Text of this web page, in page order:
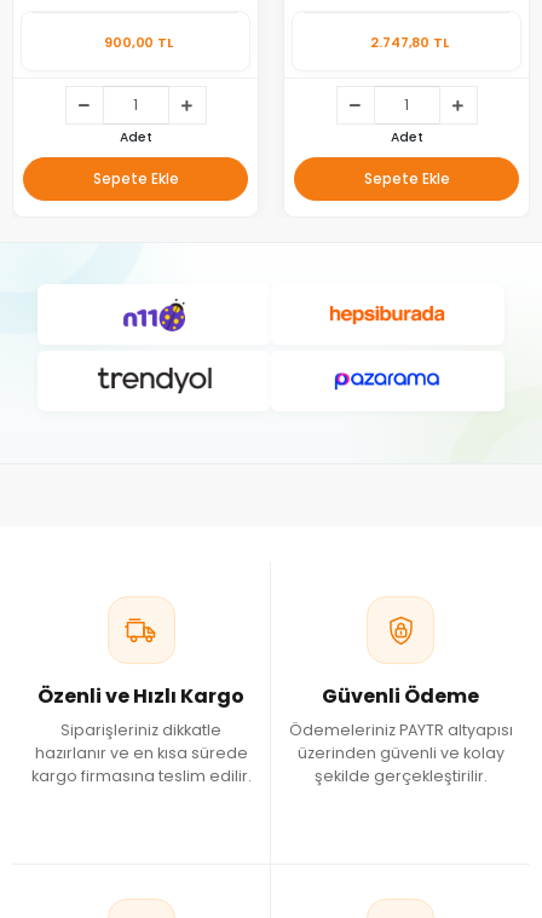
900,00 TL
Adet
Sepete Ekle
2.747,80 TL
Adet
Sepete Ekle
Özenli ve Hızlı Kargo
Siparişleriniz dikkatle
hazırlanır ve en kısa sürede
kargo firmasına teslim edilir.
Güvenli Ödeme
Ödemeleriniz PAYTR altyapısı
üzerinden güvenli ve kolay
şekilde gerçekleştirilir.